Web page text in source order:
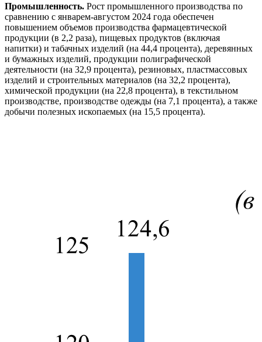
Промышленность. Рост промышленного производства по
сравнению с январем-августом 2024 года обеспечен
повышением объемов производства фармацевтической
продукции (в 2,2 раза), пищевых продуктов (включая
напитки) и табачных изделий (на 44,4 процента), деревянных
и бумажных изделий, продукции полиграфической
деятельности (на 32,9 процента), резиновых, пластмассовых
изделий и строительных материалов (на 32,2 процента),
химической продукции (на 22,8 процента), в текстильном
производстве, производстве одежды (на 7,1 процента), а также
добычи полезных ископаемых (на 15,5 процента).